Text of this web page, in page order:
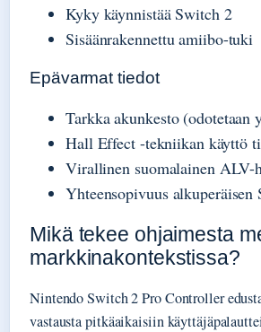
Kyky käynnistää Switch 2
Sisäänrakennettu amiibo-tuki
Epävarmat tiedot
Tarkka akunkesto (odotetaan
Hall Effect -tekniikan käyttö
Virallinen suomalainen ALV-
Yhteensopivuus alkuperäisen
Mikä tekee ohjaimesta
markkinakontekstissa?
Nintendo Switch 2 Pro Controller
vastausta pitkäaikaisiin